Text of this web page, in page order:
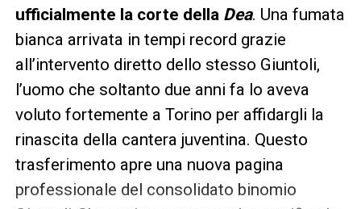
ufficialmente la corte della Dea. Una fumata
bianca arrivata in tempi record grazie
all’intervento diretto dello stesso Giuntoli,
l’uomo che soltanto due anni fa lo aveva
voluto fortemente a Torino per affidargli la
rinascita della cantera juventina. Questo
trasferimento apre una nuova pagina
professionale del consolidato binomio